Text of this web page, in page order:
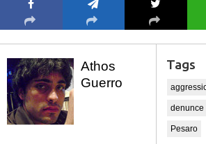
Athos
Guerro
Tags
denunce
Pesaro